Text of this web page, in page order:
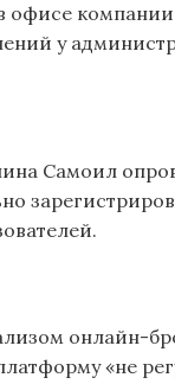
офисе
у
Самоил
онлайн-
«не